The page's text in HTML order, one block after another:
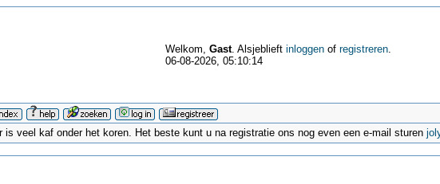
Welkom, Gast. Alsjeblieft inloggenof registreren.
06-08-2026, 05:10:14
veel kaf onder het koren. Het beste kunt u na registratie ons nog even een e-mail sturen